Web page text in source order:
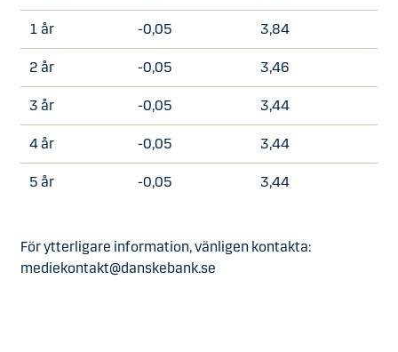
1 år -0,05 3,84
2 år -0,05 3,46
3 år -0,05 3,44
4 år -0,05 3,44
5 år -0,05 3,44
För ytterligare information, vänligen kontakta:
mediekontakt@danskebank.se